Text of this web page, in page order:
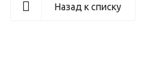
Назад к списку